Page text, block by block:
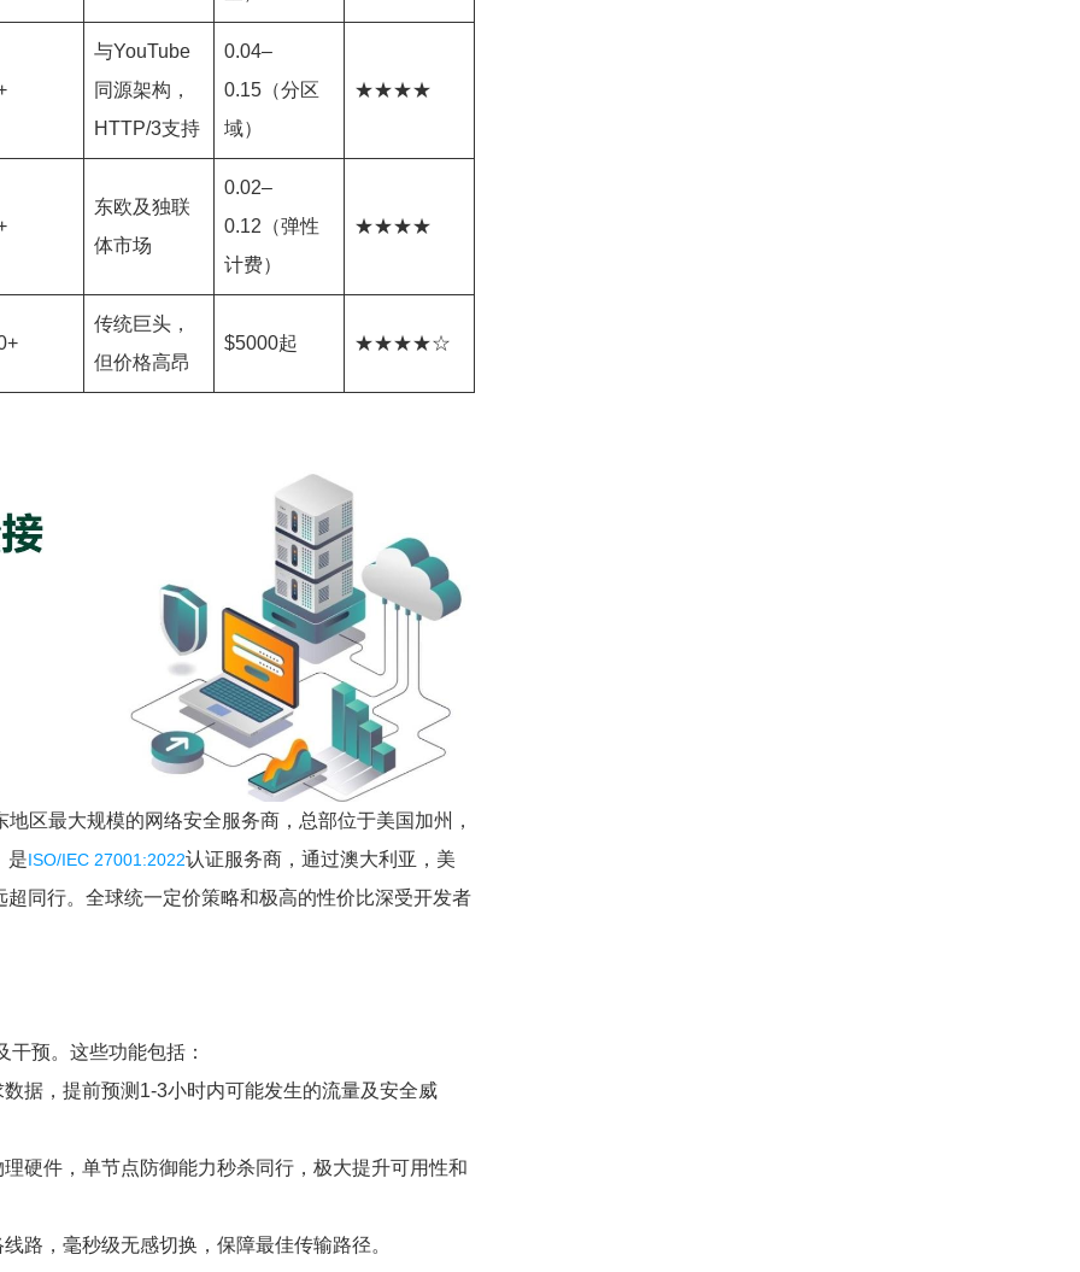
与YouTube
同源架构，
HTTP/3支持
0.04–
0.15（分区
域）
★★★★
东欧及独联
体市场
0.02–
0.12（弹性
计费）
★★★★
传统巨头，
但价格高昂
$5000起 ★★★★☆
区最大规模的网络安全服务商，总部位于美国加州，
是ISO/IEC 27001:2022认证服务商，通过澳大利亚，美
同行。全球统一定价策略和极高的性价比深受开发者
干预。这些功能包括：
据，提前预测1-3小时内可能发生的流量及安全威
硬件，单节点防御能力秒杀同行，极大提升可用性和
路，毫秒级无感切换，保障最佳传输路径。